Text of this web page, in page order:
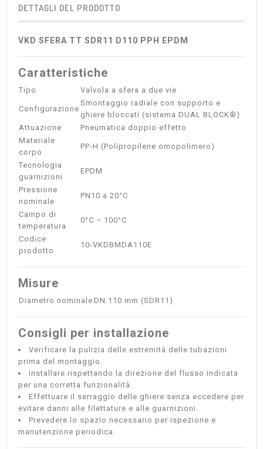
DETTAGLI DEL PRODOTTO
VKD SFERA TT SDR11 D110 PPH EPDM
Caratteristiche
Tipo Valvola a sfera a due vie
Configurazione
Smontaggio radiale con supporto e
ghiere bloccati (sistema DUAL BLOCK®)
Attuazione
Pneumatica doppio effetto
Materiale
corpo
PP-H (Polipropilene omopolimero)
Tecnologia
guarnizioni
EPDM
Pressione
nominale
PN10 a 20°C
Campo di
temperatura
0°C ÷ 100°C
Codice
prodotto
10-VKDBMDA110E
Misure
Diametro nominale DN 110 mm (SDR11)
Consigli per installazione
Verificare la pulizia delle estremità delle tubazioni
prima del montaggio.
Installare rispettando la direzione del flusso indicata
per una corretta funzionalità.
Effettuare il serraggio delle ghiere senza eccedere per
evitare danni alle filettature e alle guarnizioni.
Prevedere lo spazio necessario per ispezione e
manutenzione periodica.